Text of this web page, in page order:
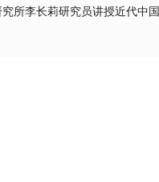
所李长莉研究员讲授近代中